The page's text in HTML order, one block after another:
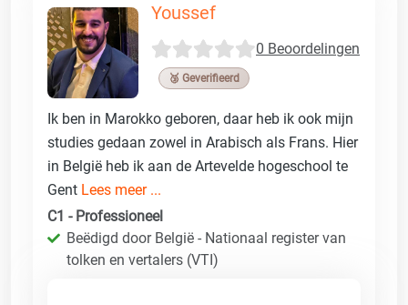
Youssef
0 Beoordelingen
🥉 Geverifieerd
Ik ben in Marokko geboren, daar heb ik ook mijn
studies gedaan zowel in Arabisch als Frans. Hier
in België heb ik aan de Artevelde hogeschool te
Gent Lees meer ...
C1 - Professioneel
Beëdigd door België - Nationaal register van
tolken en vertalers (VTI)